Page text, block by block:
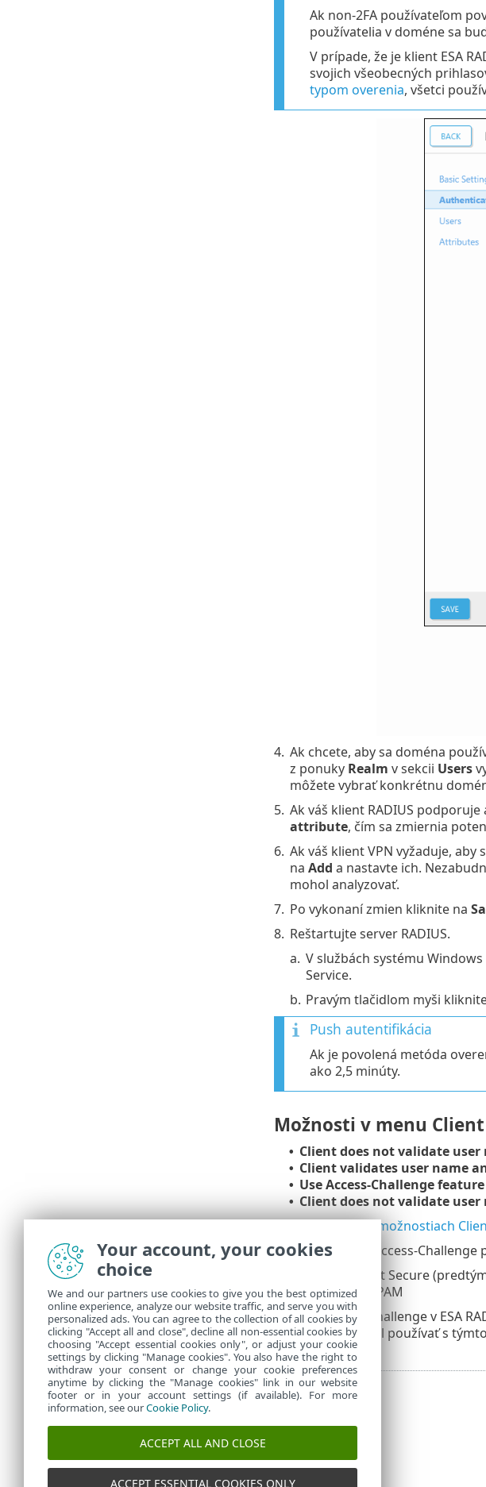
Ak non-2FA používateľom
používatelia v doméne sa
V prípade, že je klient ESA
svojich všeobecných
typom overenia, všetci
4. Ak chcete, aby sa doména
z ponuky Realm v sekcii Users
môžete vybrať konkrétnu
5. Ak váš klient RADIUS
attribute, čím sa zmiernia
6. Ak váš klient VPN vyžaduje, aby
na Add a nastavte ich.
mohol analyzovať.
7. Po vykonaní zmien kliknite na
8. Reštartujte server RADIUS.
a. V službách systému Windows
Service.
b. Pravým tlačidlom myši
Push autentifikácia
Ak je povolená metóda
ako 2,5 minúty.
Možnosti v menu
• Client does not validate user
• Client validates user name
• Use Access-Challenge
• Client does not validate
Viac informácií o možnostiach
Funkciu RADIUS Access-
Pulse Connect Secure
▪ modul Linux PAM
Funkcia Access-Challenge v ESA
MS-CHAPv2 nemal používať s
Your account, your cookies
choice
We and our partners use cookies to give you the best optimized
online experience, analyze our website traffic, and serve you with
personalized ads. You can agree to the collection of all cookies by
clicking "Accept all and close", decline all non-essential cookies by
choosing "Accept essential cookies only", or adjust your cookie
settings by clicking "Manage cookies". You also have the right to
withdraw your consent or change your cookie preferences
anytime by clicking the "Manage cookies" link in our website
footer or in your account settings (if available). For more
information, see ourCookie Policy.
ACCEPT ALL AND CLOSE
ACCEPT ESSENTIAL COOKIES ONLY